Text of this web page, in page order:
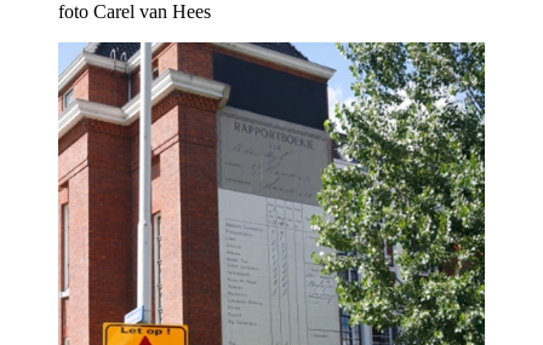
foto Carel van Hees